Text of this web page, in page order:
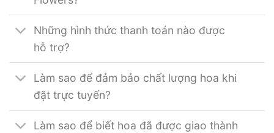
Những hình thức thanh toán nào được
hỗ trợ?
Làm sao để đảm bảo chất lượng hoa khi
đặt trực tuyến?
Làm sao để biết hoa đã được giao thành